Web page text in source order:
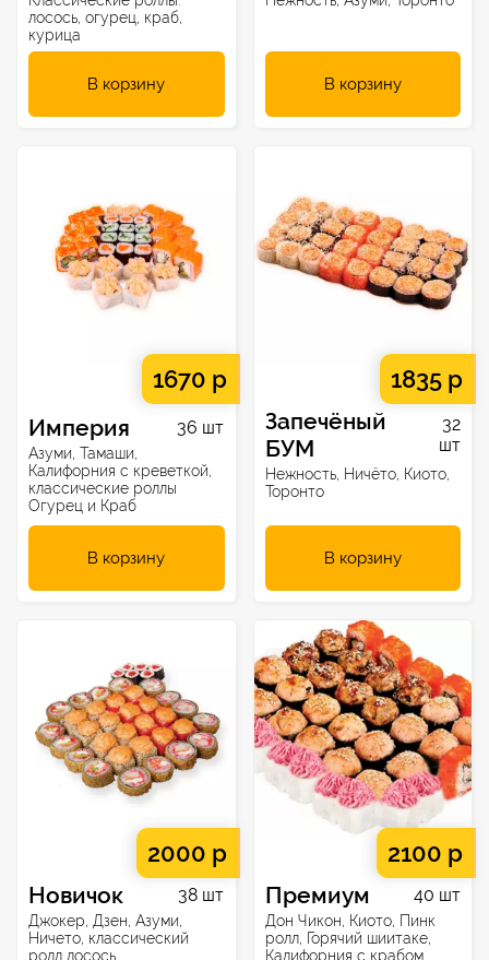
лосось, огурец, краб,
курица
В корзину В корзину
1670 р
Империя 36 шт
Азуми, Тамаши,
Калифорния с креветкой,
классические роллы
Огурец и Краб
В корзину
1835 р
Запечёный
БУМ
32
шт
Нежность, Ничёто, Киото,
Торонто
В корзину
2000 р
Новичок 38 шт
Джокер, Дзен, Азуми,
Ничето, классический
ролл лосось
2100 р
Премиум 40 шт
Дон Чикон, Киото, Пинк
ролл, Горячий шиитаке,
Калифорния с крабом